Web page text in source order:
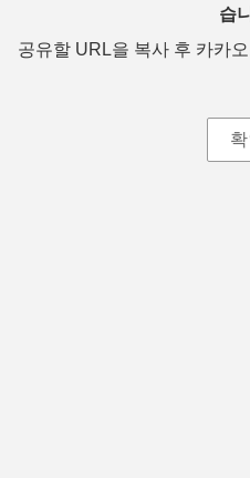
습
공유할 URL을 복사 후 카카
확